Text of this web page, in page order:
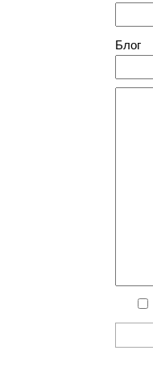
Блог